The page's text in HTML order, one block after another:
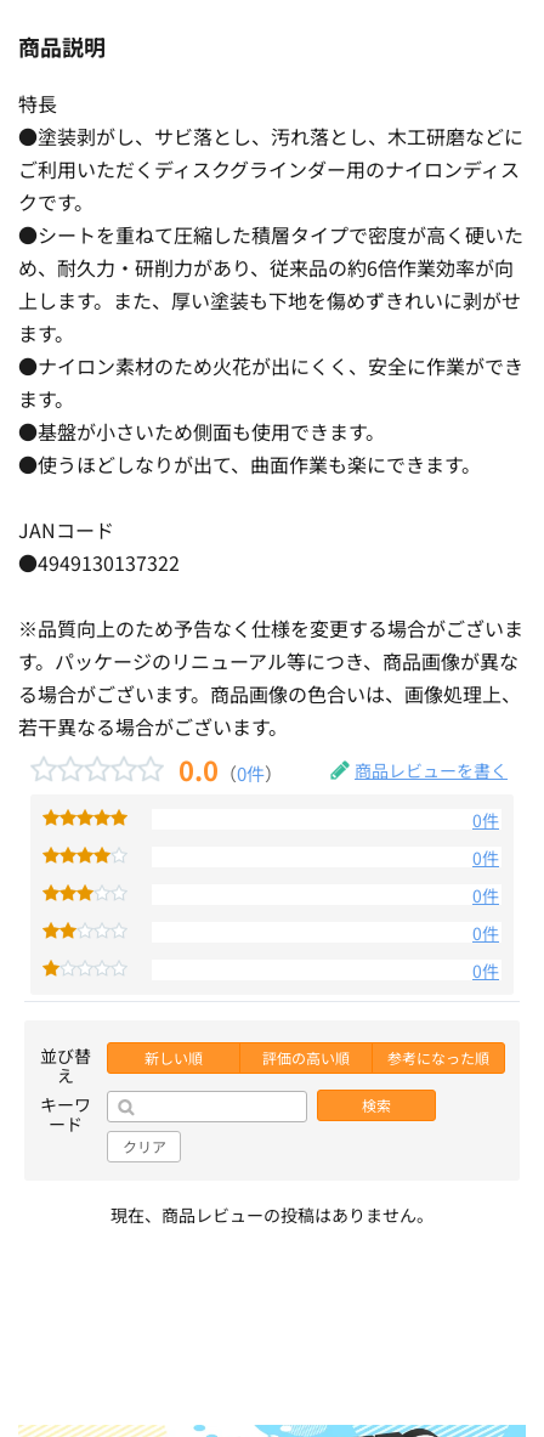
商品説明
特長
●塗装剥がし、サビ落とし、汚れ落とし、木工研磨などに
ご利用いただくディスクグラインダー用のナイロンディス
クです。
●シートを重ねて圧縮した積層タイプで密度が高く硬いた
め、耐久力・研削力があり、従来品の約6倍作業効率が向
上します。また、厚い塗装も下地を傷めずきれいに剥がせ
ます。
●ナイロン素材のため火花が出にくく、安全に作業ができ
ます。
●基盤が小さいため側面も使用できます。
●使うほどしなりが出て、曲面作業も楽にできます。
JANコード
●4949130137322
※品質向上のため予告なく仕様を変更する場合がございま
す。パッケージのリニューアル等につき、商品画像が異な
る場合がございます。商品画像の色合いは、画像処理上、
若干異なる場合がございます。
0.0 （0件） 商品レビューを書く
0件
0件
0件
0件
0件
並び替
え
新しい順 評価の高い順 参考になった順
キーワ
ード
検索
クリア
現在、商品レビューの投稿はありません。